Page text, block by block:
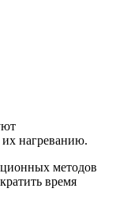
нагреванию.
методов
время